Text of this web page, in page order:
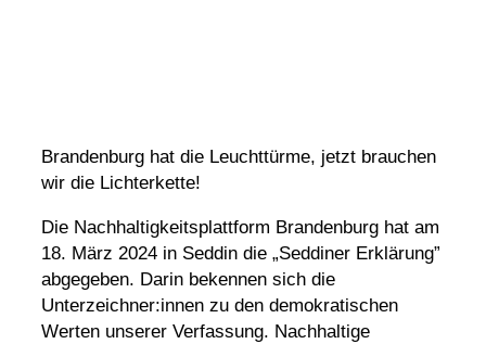
Bran­den­burg hat die Leucht­türme, jetzt brau­chen
wir die Lichterkette!
Die Nach­hal­tig­keits­platt­form Bran­den­burg hat am
18. März 2024 in Seddin die „Seddiner Erklä­rung”
abge­geben. Darin bekennen sich die
Unterzeichner:innen zu den demo­kra­ti­schen
Werten unserer Verfas­sung. Nach­hal­tige